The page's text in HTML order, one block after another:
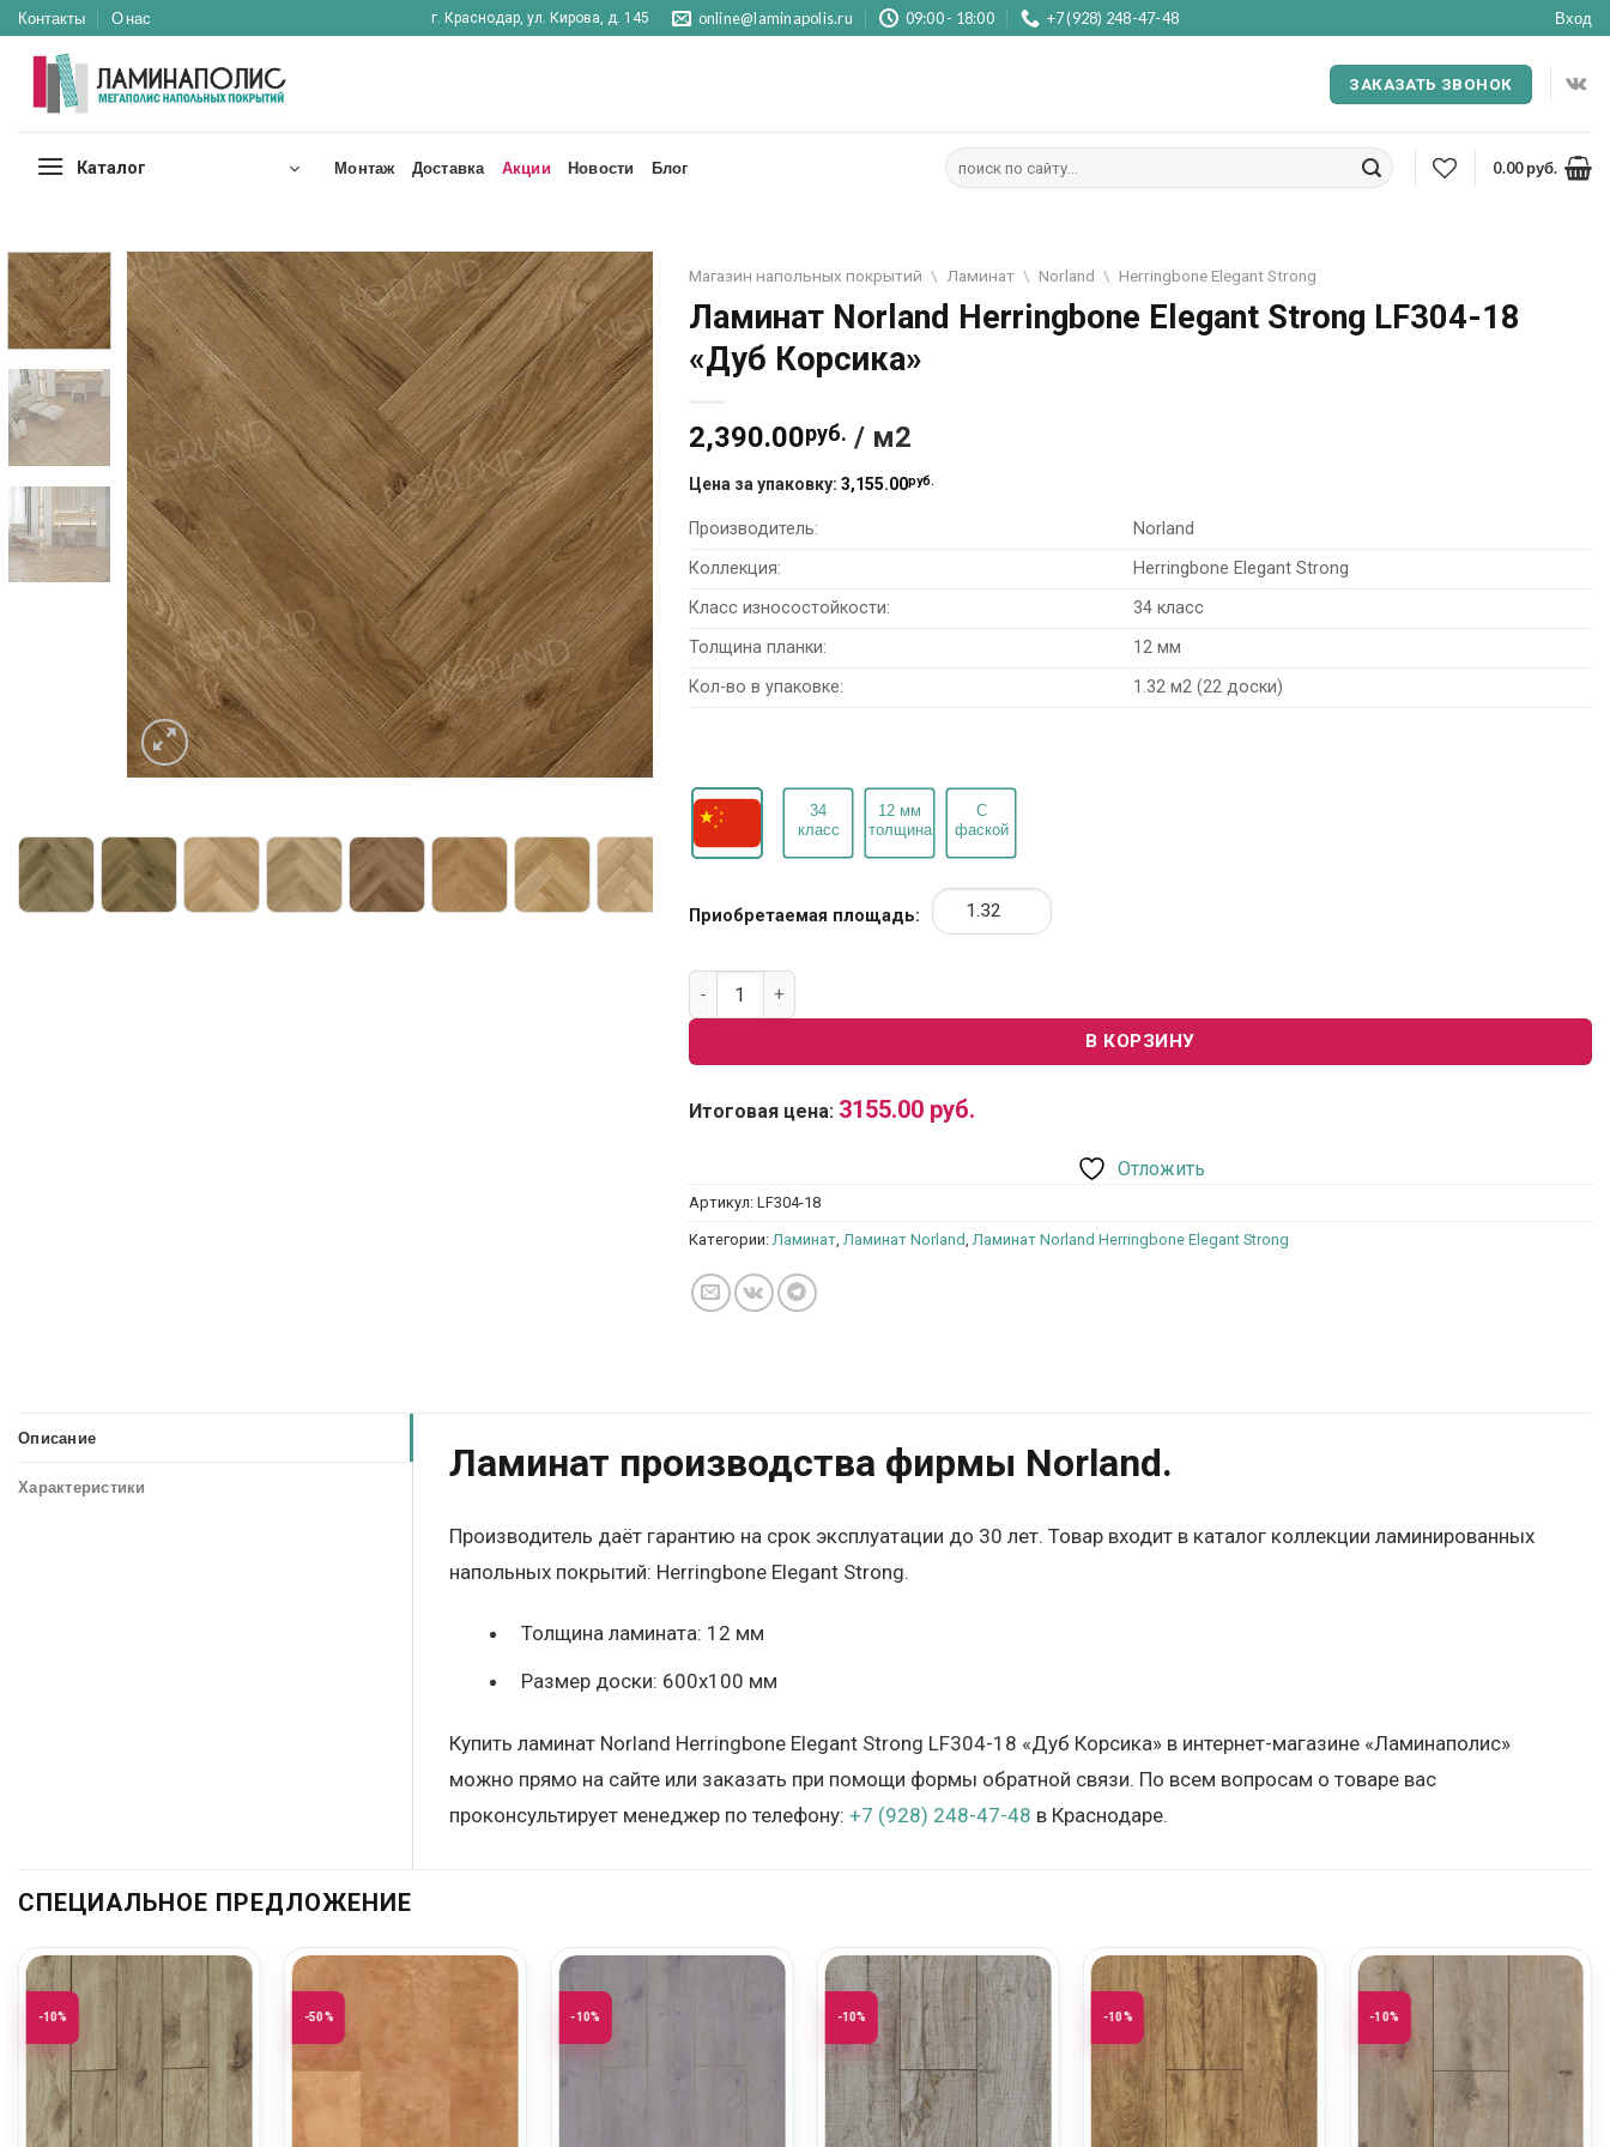
Skip
to
content
Контакты О нас г. Краснодар, ул. Кирова, д. 145 online@laminapolis.ru 09:00 - 18:00 +7 (928) 248-47-48 Вход
ЗАКАЗАТЬ ЗВОНОК
Каталог Монтаж Доставка Акции Новости Блог
Искать:
0.00руб.
Отложить
Магазин напольных покрытий \ Ламинат \ Norland \ Herringbone Elegant Strong
Ламинат Norland Herringbone Elegant Strong LF304-18
«Дуб Корсика»
2,390.00руб. / м2
Цена за упаковку: 3,155.00руб.
Производитель:
Norland
Коллекция:
Herringbone Elegant Strong
Класс износостойкости:
34 класс
Толщина планки:
12 мм
Кол-во в упаковке:
1.32 м2 (22 доски)
Приобретаемая площадь:
Количество товара Ламинат Norland Herringbone Elegant Strong LF304-18 "Дуб Корсика"
В КОРЗИНУ
Итоговая цена: 3155.00 руб.
Отложить
Артикул: LF304-18
Категории: Ламинат Ламинат Norland Ламинат Norland Herringbone Elegant Strong
Описание
Характеристики
Ламинат производства фирмы Norland.
Производитель даёт гарантию на срок эксплуатации до 30 лет. Товар входит в каталог коллекции ламинированных
напольных покрытий: Herringbone Elegant Strong.
Толщина ламината: 12 мм
Размер доски: 600х100 мм
Купить ламинат Norland Herringbone Elegant Strong LF304-18 «Дуб Корсика» в интернет-магазине «Ламинаполис»
можно прямо на сайте или заказать при помощи формы обратной связи. По всем вопросам о товаре вас
проконсультирует менеджер по телефону: +7 (928) 248-47-48 в Краснодаре.
СПЕЦИАЛЬНОЕ ПРЕДЛОЖЕНИЕ
-10% -50% -10% -10% -10% -10%